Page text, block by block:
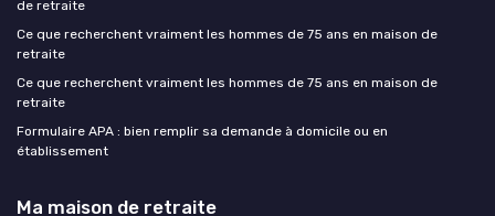
de retraite
Ce que recherchent vraiment les hommes de 75 ans en maison de
retraite
Ce que recherchent vraiment les hommes de 75 ans en maison de
retraite
Formulaire APA : bien remplir sa demande à domicile ou en
établissement
Ma maison de retraite